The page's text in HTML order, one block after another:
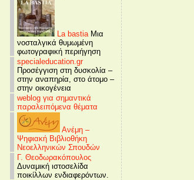
La bastiaΜια
νοσταλγικά θυμωμένη
φωτογραφική περιήγηση
specialeducation.gr
Προσέγγιση στη δυσκολία –
στην αναπηρία, στο άτομο –
στην οικογένεια
weblog για σημαντικά
παραλειπόμενα θέματα
Ανέμη –
Ψηφιακή Βιβλιοθήκη
Νεοελληνικών Σπουδών
Γ. Θεοδωρακόπουλος
Δυναμική ιστοσελίδα
ποικίλλων ενδιαφερόντων.